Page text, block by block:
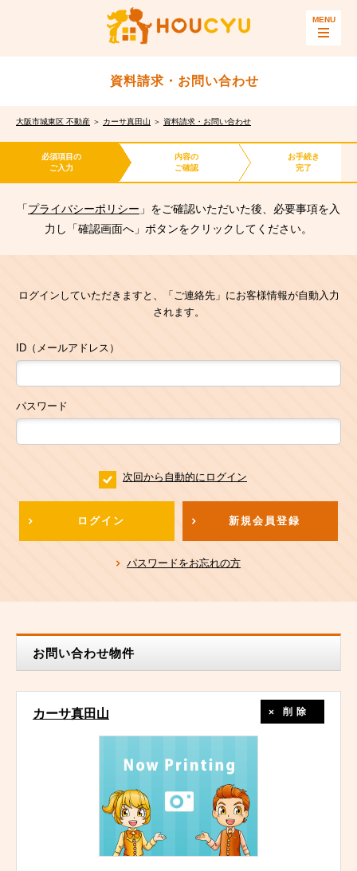
資料請求・お問い合わせ
大阪市城東区 不動産 ＞ カーサ真田山 ＞ 資料請求・お問い合わせ
必須項目の
ご入力
内容の
ご確認
お手続き
完了
「プライバシーポリシー 」をご確認いただいた後、必要事項を入
力し「確認画面へ」ボタンをクリックしてください。
ログインしていただきますと、「ご連絡先」にお客様情報が自動入力
されます。
ID（メールアドレス）
パスワード
次回から自動的にログイン
ログイン 新規会員登録
パスワードをお忘れの方
お問い合わせ物件
カーサ真田山 削除